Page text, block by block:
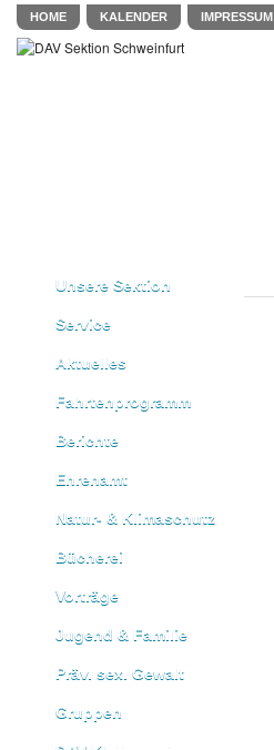
HOME KALENDER IMPRESSUM
Unsere Sektion
Service
Aktuelles
Fahrtenprogramm
Berichte
Ehrenamt
Natur- & Klimaschutz
Bücherei
Vorträge
Jugend & Familie
Präv. sex. Gewalt
Gruppen